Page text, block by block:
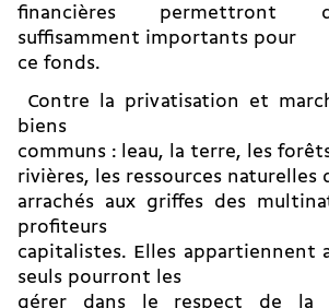
financières permettront
suffisamment importants pour
ce fonds.
 Contre la privatisation et
biens
communs : leau, la terre, les
rivières, les ressources naturelles
arrachés aux griffes des
profiteurs
capitalistes. Elles appartiennent
seuls pourront les
gérer dans le respect de la